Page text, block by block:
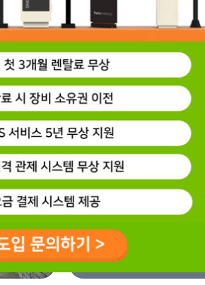
2way 분리형
1 WAY 형
하나의 입출구로 함께
출입 차량이 적은 곳
추천 #소형오피스